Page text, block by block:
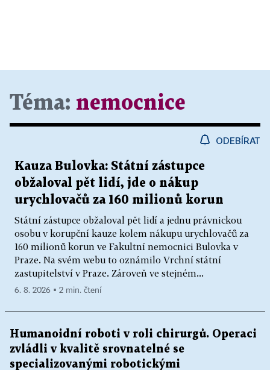
Téma: nemocnice
ODEBÍRAT
Kauza Bulovka: Státní zástupce
obžaloval pět lidí, jde o nákup
urychlovačů za 160 milionů korun
Státní zástupce obžaloval pět lidí a jednu právnickou
osobu v korupční kauze kolem nákupu urychlovačů za
160 milionů korun ve Fakultní nemocnici Bulovka v
Praze. Na svém webu to oznámilo Vrchní státní
zastupitelství v Praze. Zároveň ve stejném...
6. 8. 2026 ▪ 2 min. čtení
Humanoidní roboti v roli chirurgů. Operaci
zvládli v kvalitě srovnatelné se
specializovanými robotickými